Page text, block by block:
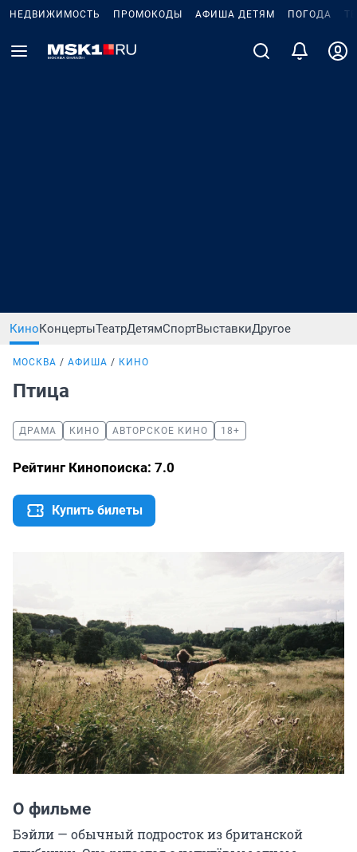
НЕДВИЖИМОСТЬ ПРОМОКОДЫ АФИША ДЕТЯМ ПОГОДА
КиноКонцертыТеатрДетямСпортВыставкиДругое
МОСКВА АФИША КИНО
Птица
ДРАМА КИНО АВТОРСКОЕ КИНО 18+
Рейтинг Кинопоиска: 7.0
Купить билеты
О фильме
Бэйли — обычный подросток из британской